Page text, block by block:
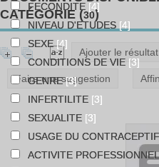
CATÉGORIE (30)
Ajouter le
Faire une suggestion
FECONDITE [4]
NIVEAU D'ETUDES [4]
SEXE[4]
CONDITIONS DE VIE [3]
GENRE[3]
INFERTILITE [3]
SEXUALITE [3]
USAGE DU CONTRACEPTIF
ACTIVITE